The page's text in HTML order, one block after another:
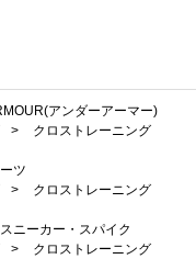
アンダーアーマー)
>
クロストレーニング
ツ
>
クロストレーニング
ニーカー・スパイク
>
クロストレーニング